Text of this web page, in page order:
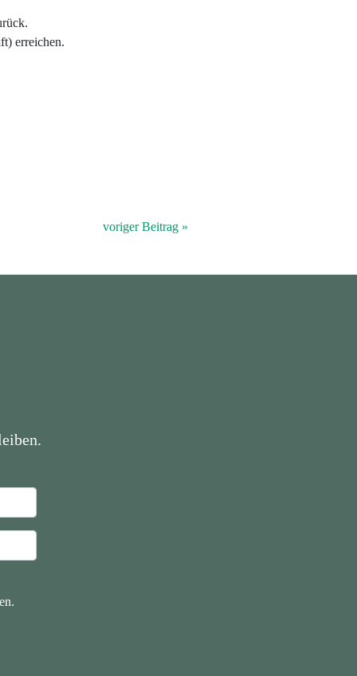
erreichen.
voriger Beitrag »